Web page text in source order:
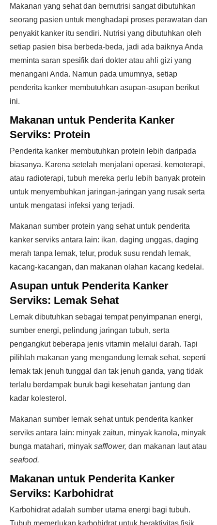
Makanan yang sehat dan bernutrisi sangat dibutuhkan
seorang pasien untuk menghadapi proses perawatan dan
penyakit kanker itu sendiri. Nutrisi yang dibutuhkan oleh
setiap pasien bisa berbeda-beda, jadi ada baiknya Anda
meminta saran spesifik dari dokter atau ahli gizi yang
menangani Anda. Namun pada umumnya, setiap
penderita kanker membutuhkan asupan-asupan berikut
ini.
Makanan untuk Penderita Kanker
Serviks: Protein
Penderita kanker membutuhkan protein lebih daripada
biasanya. Karena setelah menjalani operasi, kemoterapi,
atau radioterapi, tubuh mereka perlu lebih banyak protein
untuk menyembuhkan jaringan-jaringan yang rusak serta
untuk mengatasi infeksi yang terjadi.
Makanan sumber protein yang sehat untuk penderita
kanker serviks antara lain: ikan, daging unggas, daging
merah tanpa lemak, telur, produk susu rendah lemak,
kacang-kacangan, dan makanan olahan kacang kedelai.
Asupan untuk Penderita Kanker
Serviks: Lemak Sehat
Lemak dibutuhkan sebagai tempat penyimpanan energi,
sumber energi, pelindung jaringan tubuh, serta
pengangkut beberapa jenis vitamin melalui darah. Tapi
pilihlah makanan yang mengandung lemak sehat, seperti
lemak tak jenuh tunggal dan tak jenuh ganda, yang tidak
terlalu berdampak buruk bagi kesehatan jantung dan
kadar kolesterol.
Makanan sumber lemak sehat untuk penderita kanker
serviks antara lain: minyak zaitun, minyak kanola, minyak
bunga matahari, minyak safflower, dan makanan laut atau
seafood.
Makanan untuk Penderita Kanker
Serviks: Karbohidrat
Karbohidrat adalah sumber utama energi bagi tubuh.
Tubuh memerlukan karbohidrat untuk beraktivitas fisik